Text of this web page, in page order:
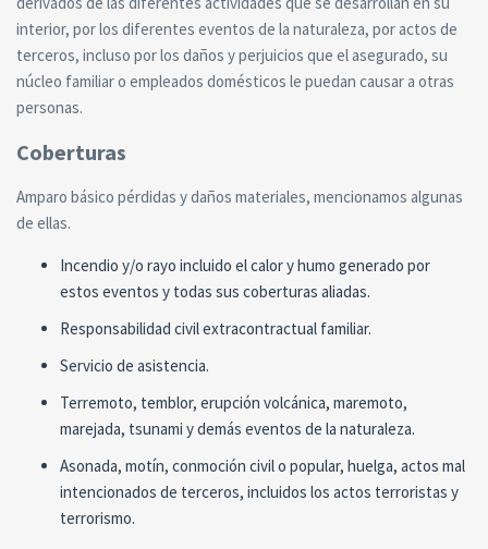
interior, por los diferentes eventos de la naturaleza, por actos de
terceros, incluso por los daños y perjuicios que el asegurado, su
núcleo familiar o empleados domésticos le puedan causar a otras
personas.
Coberturas
Amparo básico pérdidas y daños materiales, mencionamos algunas
de ellas.
Incendio y/o rayo incluido el calor y humo generado por
estos eventos y todas sus coberturas aliadas.
Responsabilidad civil extracontractual familiar.
Servicio de asistencia.
Terremoto, temblor, erupción volcánica, maremoto,
marejada, tsunami y demás eventos de la naturaleza.
Asonada, motín, conmoción civil o popular, huelga, actos mal
intencionados de terceros, incluidos los actos terroristas y
terrorismo.